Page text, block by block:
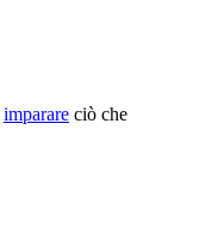
imparare ciò che